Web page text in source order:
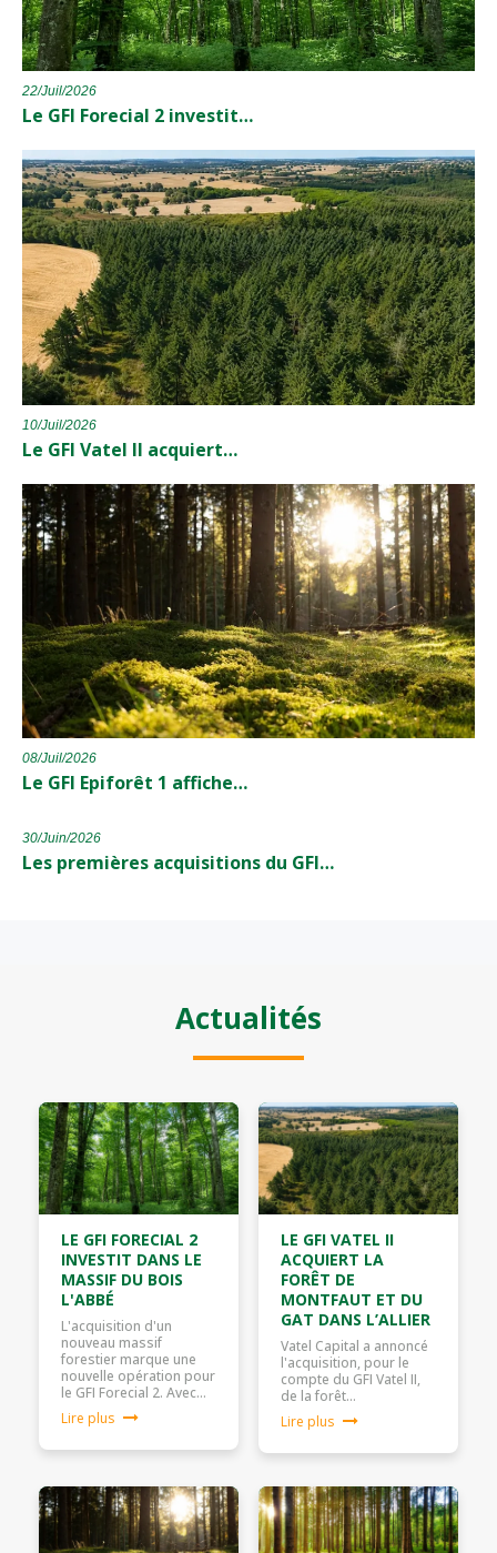
22/Juil/2026
Le GFI Forecial 2 investit…
10/Juil/2026
Le GFI Vatel II acquiert…
08/Juil/2026
Le GFI Epiforêt 1 affiche…
30/Juin/2026
Les premières acquisitions du GFI…
Actualités
LE GFI FORECIAL 2
INVESTIT DANS LE
MASSIF DU BOIS
L'ABBÉ
L'acquisition d'un
nouveau massif
forestier marque une
nouvelle opération pour
le GFI Forecial 2. Avec…
Lire plus
LE GFI VATEL II
ACQUIERT LA
FORÊT DE
MONTFAUT ET DU
GAT DANS L’ALLIER
Vatel Capital a annoncé
l'acquisition, pour le
compte du GFI Vatel II,
de la forêt…
Lire plus